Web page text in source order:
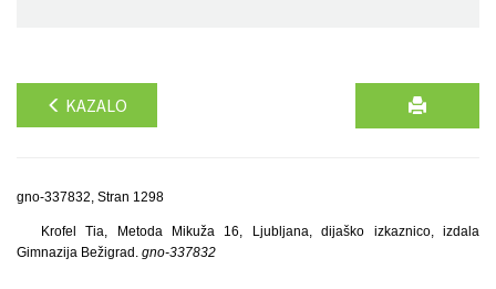
KAZALO
gno-337832, Stran 1298
Krofel Tia, Metoda Mikuža 16, Ljubljana, dijaško izkaznico, izdala
Gimnazija Bežigrad. gno-337832